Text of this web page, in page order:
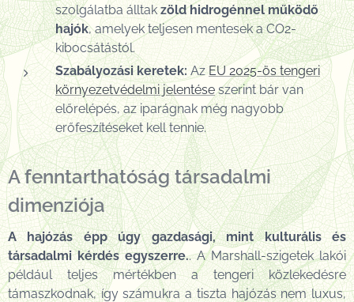
szolgálatba álltakzöld hidrogénnel működő
hajók, amelyek teljesen mentesek a CO2-
kibocsátástól.
Szabályozási keretek: AzEU 2025-ös tengeri
környezetvédelmi jelentéseszerint bár van
előrelépés, az iparágnak még nagyobb
erőfeszítéseket kell tennie.
A fenntarthatóság társadalmi
dimenziója
A hajózás épp úgy gazdasági, mint kulturális és
társadalmi kérdés egyszerre.. A Marshall-szigetek lakói
például teljes mértékben a tengeri közlekedésre
támaszkodnak, így számukra a tiszta hajózás nem luxus,